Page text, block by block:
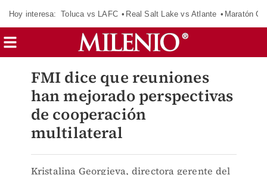
Hoy interesa: Toluca vs LAFC Real Salt Lake vs Atlante Maratón
FMI dice que reuniones
han mejorado perspectivas
de cooperación
multilateral
Kristalina Georgieva, directora gerente del